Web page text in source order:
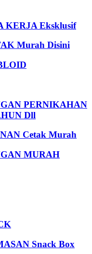
KERJA Eksklusif
Murah Disini
PERNIKAHAN
Dll
Cetak Murah
MURAH
Snack Box